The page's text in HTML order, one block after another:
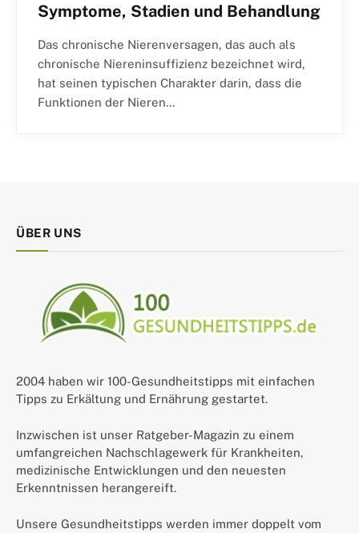
Symptome, Stadien und Behandlung
Das chronische Nierenversagen, das auch als
chronische Niereninsuffizienz bezeichnet wird,
hat seinen typischen Charakter darin, dass die
Funktionen der Nieren…
ÜBER UNS
2004 haben wir 100-Gesundheitstipps mit einfachen
Tipps zu Erkältung und Ernährung gestartet.
Inzwischen ist unser Ratgeber-Magazin zu einem
umfangreichen Nachschlagewerk für Krankheiten,
medizinische Entwicklungen und den neuesten
Erkenntnissen herangereift.
Unsere Gesundheitstipps werden immer doppelt vom